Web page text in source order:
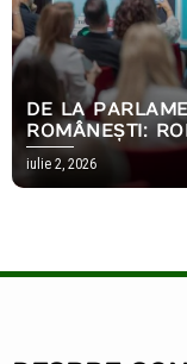
DE LA
ROMÂNEȘTI:
A CONSTRUIT
IMPLEMENTARE
iulie 2, 2026